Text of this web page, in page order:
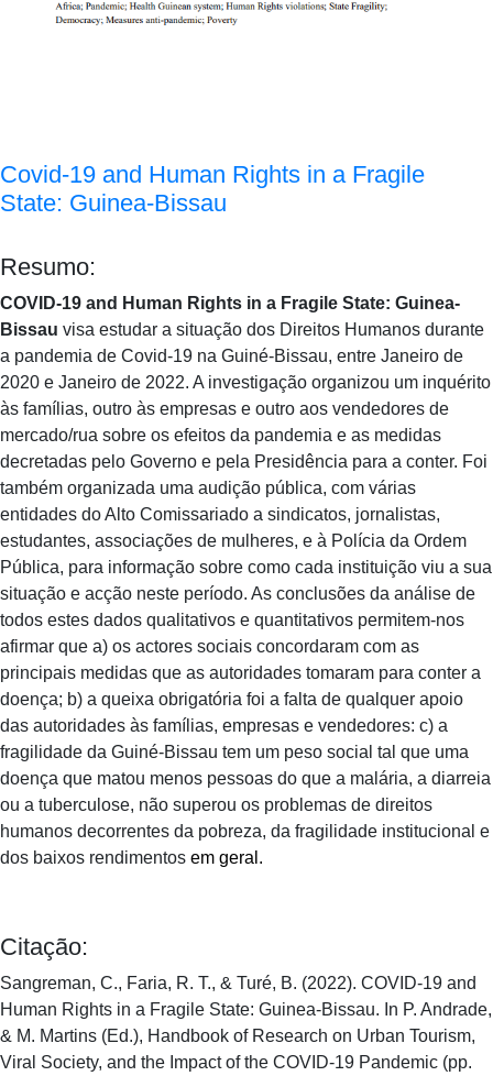
Covid-19 and Human Rights in a Fragile
State: Guinea-Bissau
Resumo:
COVID-19 and Human Rights in a Fragile State: Guinea-
Bissau visa estudar a situação dos Direitos Humanos durante
a pandemia de Covid-19 na Guiné-Bissau, entre Janeiro de
2020 e Janeiro de 2022. A investigação organizou um inquérito
às famílias, outro às empresas e outro aos vendedores de
mercado/rua sobre os efeitos da pandemia e as medidas
decretadas pelo Governo e pela Presidência para a conter. Foi
também organizada uma audição pública, com várias
entidades do Alto Comissariado a sindicatos, jornalistas,
estudantes, associações de mulheres, e à Polícia da Ordem
Pública, para informação sobre como cada instituição viu a sua
situação e acção neste período. As conclusões da análise de
todos estes dados qualitativos e quantitativos permitem-nos
afirmar que a) os actores sociais concordaram com as
principais medidas que as autoridades tomaram para conter a
doença; b) a queixa obrigatória foi a falta de qualquer apoio
das autoridades às famílias, empresas e vendedores: c) a
fragilidade da Guiné-Bissau tem um peso social tal que uma
doença que matou menos pessoas do que a malária, a diarreia
ou a tuberculose, não superou os problemas de direitos
humanos decorrentes da pobreza, da fragilidade institucional e
dos baixos rendimentos em geral.
Citação:
Sangreman, C., Faria, R. T., & Turé, B. (2022). COVID-19 and
Human Rights in a Fragile State: Guinea-Bissau. In P. Andrade,
& M. Martins (Ed.), Handbook of Research on Urban Tourism,
Viral Society, and the Impact of the COVID-19 Pandemic (pp.